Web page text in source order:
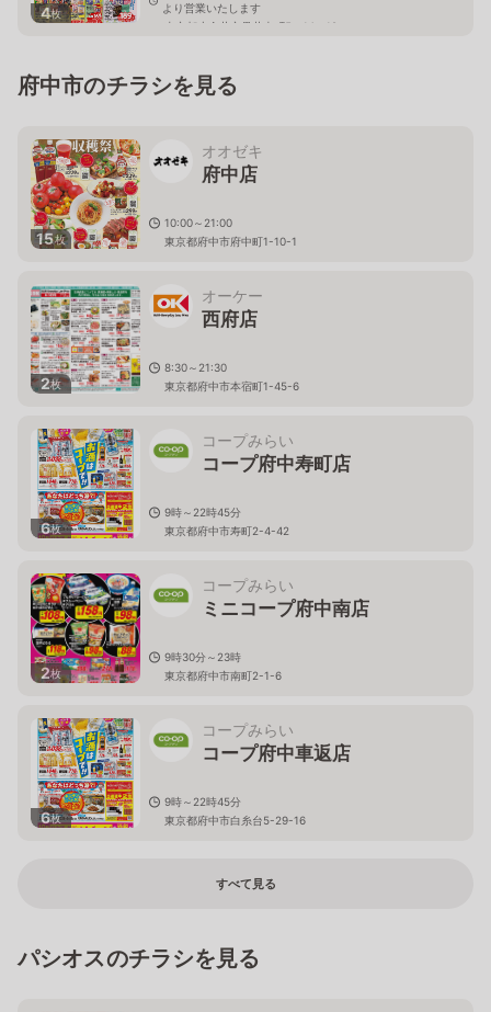
4枚
より営業いたします
東京都小金井市貫井南町5－14－18
府中市のチラシを見る
15枚
オオゼキ
府中店
10:00～21:00
東京都府中市府中町1-10-1
2枚
オーケー
西府店
8:30～21:30
東京都府中市本宿町1-45-6
6枚
コープみらい
コープ府中寿町店
9時～22時45分
東京都府中市寿町2-4-42
2枚
コープみらい
ミニコープ府中南店
9時30分～23時
東京都府中市南町2-1-6
6枚
コープみらい
コープ府中車返店
9時～22時45分
東京都府中市白糸台5-29-16
すべて見る
パシオスのチラシを見る